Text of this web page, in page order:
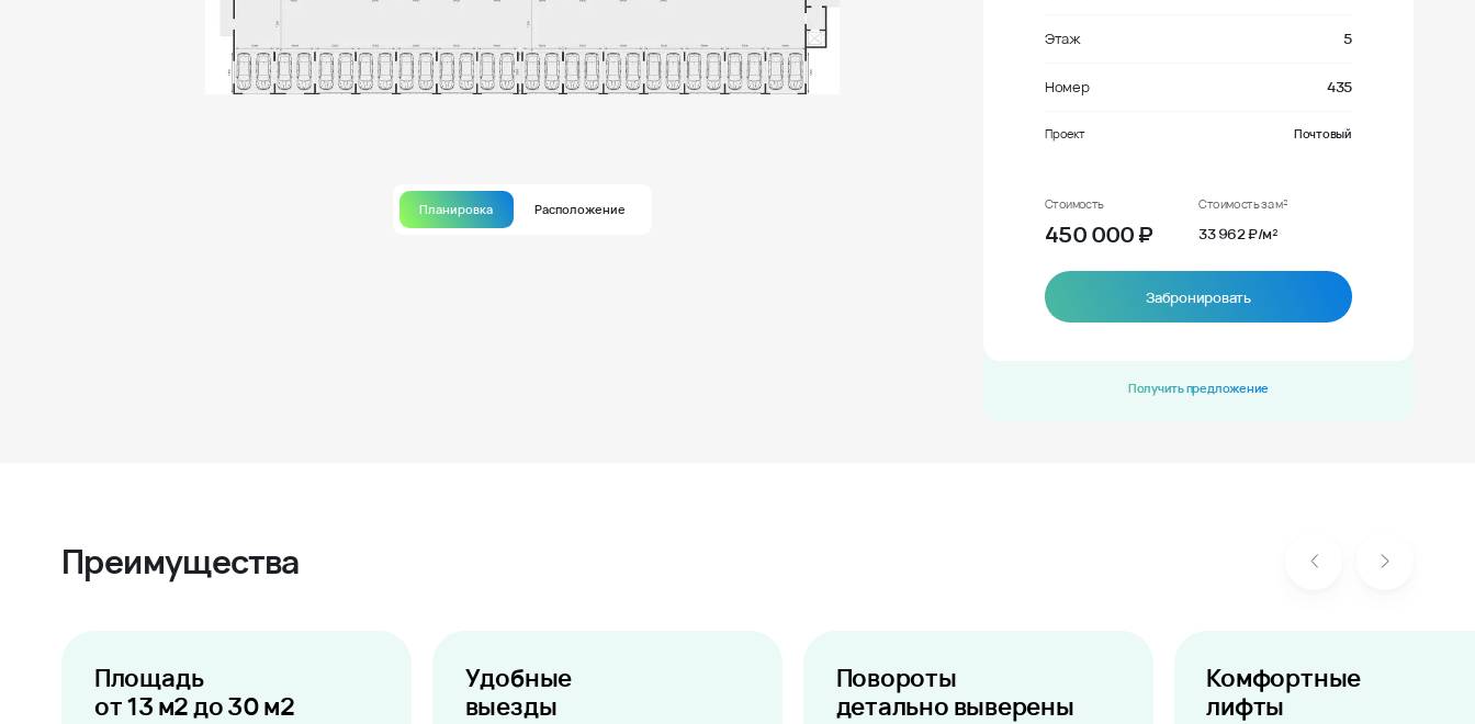
Планировка Расположение
Этаж 5
Номер 435
Проект Почтовый
Стоимость
450 000₽
Стоимость за м²
33 962 ₽/м²
Забронировать
Получить предложение
Преимущества
Площадь
от 13 м2 до 30 м2
Удобные
выезды
Повороты
детально выверены
Комфортные
лифты